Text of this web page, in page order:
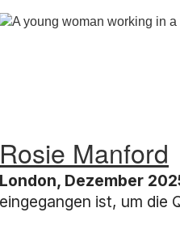
Rosie Manford
London, Dezember
eingegangen ist, um die